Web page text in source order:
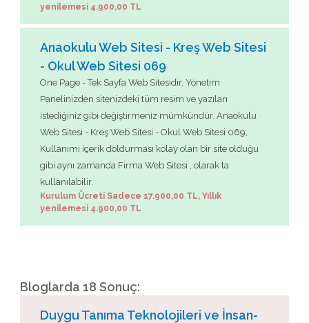
yenilemesi 4.900,00 TL
Anaokulu Web Sitesi - Kreş Web Sitesi
- Okul Web Sitesi 069
One Page - Tek Sayfa Web Sitesidir, Yönetim
Panelinizden sitenizdeki tüm resim ve yazıları
istediğiniz gibi değiştirmeniz mümkündür. Anaokulu
Web Sitesi - Kreş Web Sitesi - Okul Web Sitesi 069,
Kullanımı içerik doldurması kolay olan bir site olduğu
gibi aynı zamanda Firma Web Sitesi , olarak ta
kullanılabilir.
Kurulum Ücreti Sadece 17.900,00 TL, Yıllık
yenilemesi 4.900,00 TL
Bloglarda 18 Sonuç:
Duygu Tanıma Teknolojileri ve İnsan-